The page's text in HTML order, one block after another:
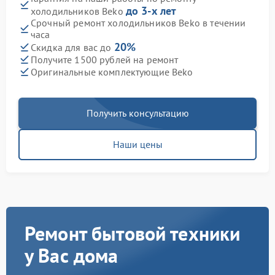
холодильников Beko до 3-х лет
Срочный ремонт холодильников Beko в течении
часа
Скидка для вас до 20%
Получите 1500 рублей на ремонт
Оригинальные комплектующие Beko
Получить консультацию
Наши цены
Ремонт бытовой техники
у Вас дома